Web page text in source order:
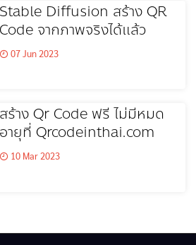
Stable Diffusion สร้าง QR
Code จากภาพจริงได้แล้ว
07 Jun 2023
สร้าง Qr Code ฟรี ไม่มีหมด
อายุที่ Qrcodeinthai.com
10 Mar 2023